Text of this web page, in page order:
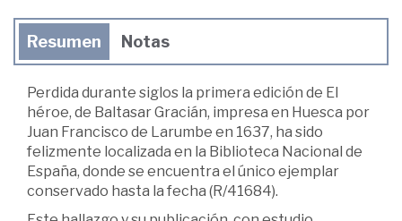
Resumen Notas
Perdida durante siglos la primera edición de El
héroe, de Baltasar Gracián, impresa en Huesca por
Juan Francisco de Larumbe en 1637, ha sido
felizmente localizada en la Biblioteca Nacional de
España, donde se encuentra el único ejemplar
conservado hasta la fecha (R/41684).